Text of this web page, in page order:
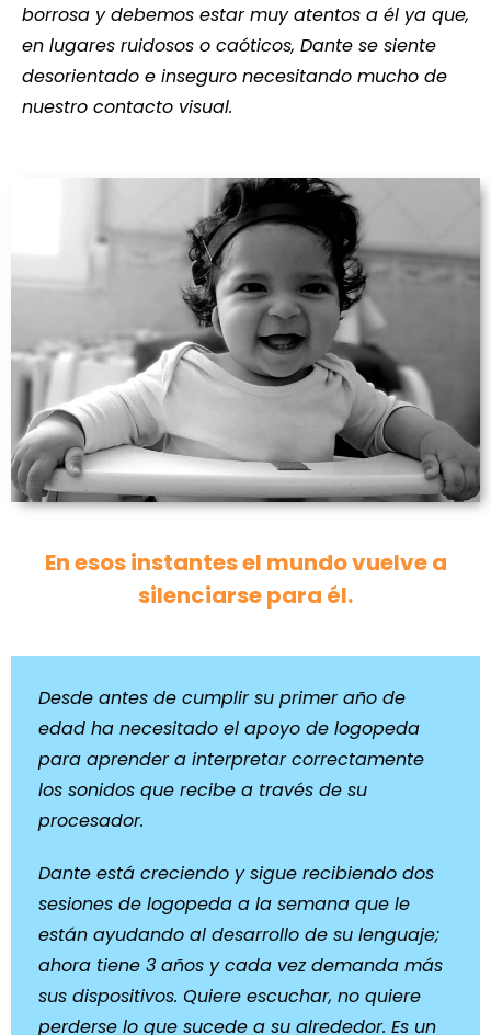
borrosa y debemos estar muy atentos a él ya que,
en lugares ruidosos o caóticos, Dante se siente
desorientado e inseguro necesitando mucho de
nuestro contacto visual.
En esos instantes el mundo vuelve a
silenciarse para él.
Desde antes de cumplir su primer año de
edad ha necesitado el apoyo de logopeda
para aprender a interpretar correctamente
los sonidos que recibe a través de su
procesador.
Dante está creciendo y sigue recibiendo dos
sesiones de logopeda a la semana que le
están ayudando al desarrollo de su lenguaje;
ahora tiene 3 años y cada vez demanda más
sus dispositivos. Quiere escuchar, no quiere
perderse lo que sucede a su alrededor. Es un